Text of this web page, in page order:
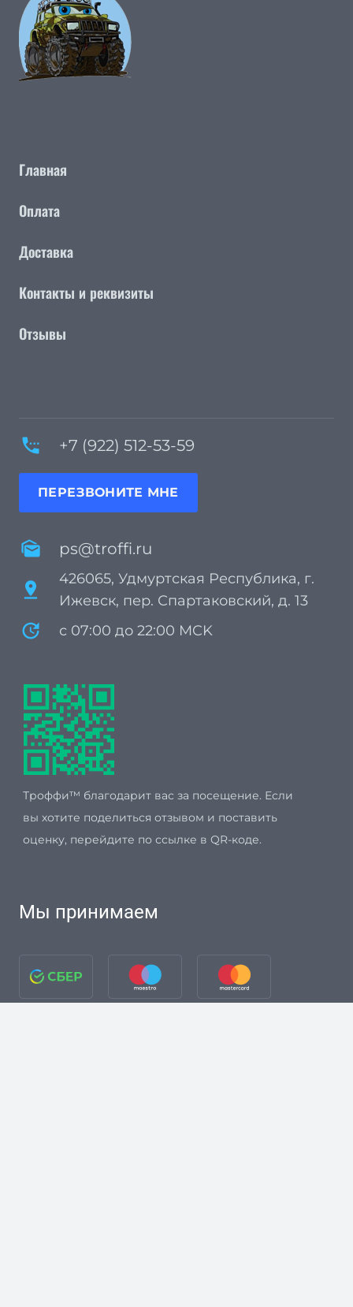
Главная
Оплата
Доставка
Контакты и реквизиты
Отзывы
settings_phone +7 (922) 512-53-59
ПЕРЕЗВОНИТЕ МНЕ
mark_as_unread ps@troffi.ru
pin_drop
426065, Удмуртская Республика, г.
Ижевск, пер. Спартаковский, д. 13
update с 07:00 до 22:00 MCK
Троффи™ благодарит вас за посещение. Если
вы хотите поделиться отзывом и поставить
оценку, перейдите по ссылке в QR-коде.
Мы принимаем